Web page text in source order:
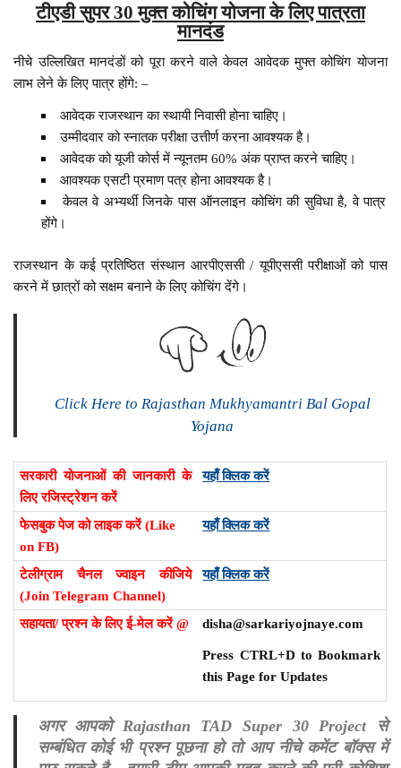
टीएडी सुपर 30 मुक्त कोचिंग योजना के लिए पात्रता
मानदंड
नीचे उल्लिखित मानदंडों को पूरा करने वाले केवल आवेदक मुफ्त कोचिंग योजना
लाभ लेने के लिए पात्र होंगे: –
आवेदक राजस्थान का स्थायी निवासी होना चाहिए।
उम्मीदवार को स्नातक परीक्षा उत्तीर्ण करना आवश्यक है।
आवेदक को यूजी कोर्स में न्यूनतम 60% अंक प्राप्त करने चाहिए।
आवश्यक एसटी प्रमाण पत्र होना आवश्यक है।
केवल वे अभ्यर्थी जिनके पास ऑनलाइन कोचिंग की सुविधा है, वे पात्र
होंगे।
राजस्थान के कई प्रतिष्ठित संस्थान आरपीएससी / यूपीएससी परीक्षाओं को पास
करने में छात्रों को सक्षम बनाने के लिए कोचिंग देंगे।
Click Here to Rajasthan Mukhyamantri Bal Gopal
Yojana
सरकारी योजनाओं की जानकारी के
लिए रजिस्ट्रेशन करें
यहाँ क्लिक करें
फेसबुक पेज को लाइक करें (Like
on FB)
यहाँ क्लिक करें
टेलीग्राम चैनल ज्वाइन कीजिये
(Join Telegram Channel)
यहाँ क्लिक करें
सहायता/ प्रश्न के लिए ई-मेल करें @ disha@sarkariyojnaye.com
Press CTRL+D to Bookmark
this Page for Updates
अगर आपको Rajasthan TAD Super 30 Project से
सम्बंधित कोई भी प्रश्न पूछना हो तो आप नीचे कमेंट बॉक्स में